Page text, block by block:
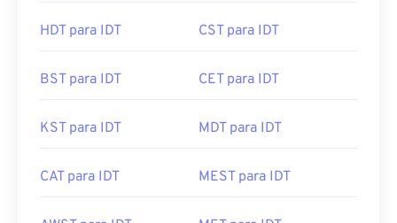
HDT para IDT CST para IDT
BST para IDT CET para IDT
KST para IDT MDT para IDT
CAT para IDT MEST para IDT